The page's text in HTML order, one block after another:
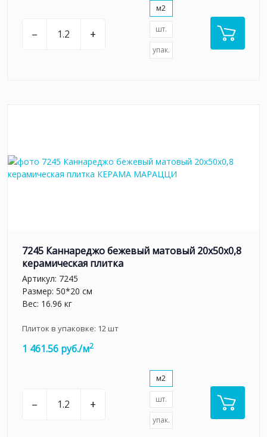
– +
м2
шт.
упак.
7245 Каннареджо бежевый матовый 20x50x0,8
керамическая плитка
Артикул: 7245
Размер: 50*20 см
Вес: 16.96 кг
Плиток в упаковке: 12шт
1 461.56 руб./м2
– +
м2
шт.
упак.